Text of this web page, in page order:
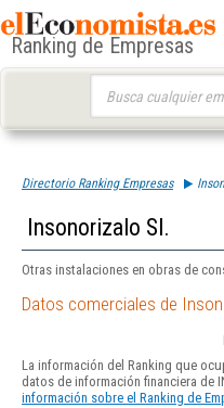
Ranking de Empresas
Directorio Ranking Empresas
Insonorizalo Sl.
Otras instalaciones en obras de
Datos comerciales de
La información del Ranking que
datos de información financiera de
información sobre el Ranking de